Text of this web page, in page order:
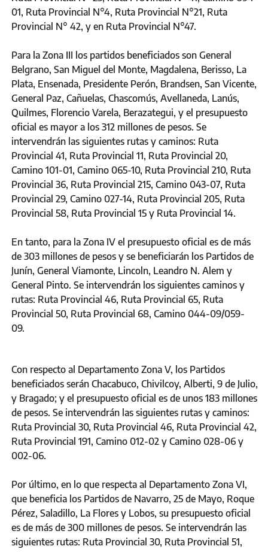
01, Ruta Provincial N°4, Ruta Provincial N°21, Ruta
Provincial N° 42, y en Ruta Provincial N°47.
Para la Zona III los partidos beneficiados son General
Belgrano, San Miguel del Monte, Magdalena, Berisso, La
Plata, Ensenada, Presidente Perón, Brandsen, San Vicente,
General Paz, Cañuelas, Chascomús, Avellaneda, Lanús,
Quilmes, Florencio Varela, Berazategui, y el presupuesto
oficial es mayor a los 312 millones de pesos. Se
intervendrán las siguientes rutas y caminos: Ruta
Provincial 41, Ruta Provincial 11, Ruta Provincial 20,
Camino 101-01, Camino 065-10, Ruta Provincial 210, Ruta
Provincial 36, Ruta Provincial 215, Camino 043-07, Ruta
Provincial 29, Camino 027-14, Ruta Provincial 205, Ruta
Provincial 58, Ruta Provincial 15 y Ruta Provincial 14.
En tanto, para la Zona IV el presupuesto oficial es de más
de 303 millones de pesos y se beneficiarán los Partidos de
Junín, General Viamonte, Lincoln, Leandro N. Alem y
General Pinto. Se intervendrán los siguientes caminos y
rutas: Ruta Provincial 46, Ruta Provincial 65, Ruta
Provincial 50, Ruta Provincial 68, Camino 044-09/059-
09.
Con respecto al Departamento Zona V, los Partidos
beneficiados serán Chacabuco, Chivilcoy, Alberti, 9 de Julio,
y Bragado; y el presupuesto oficial es de unos 183 millones
de pesos. Se intervendrán las siguientes rutas y caminos:
Ruta Provincial 30, Ruta Provincial 46, Ruta Provincial 42,
Ruta Provincial 191, Camino 012-02 y Camino 028-06 y
002-06.
Por último, en lo que respecta al Departamento Zona VI,
que beneficia los Partidos de Navarro, 25 de Mayo, Roque
Pérez, Saladillo, La Flores y Lobos, su presupuesto oficial
es de más de 300 millones de pesos. Se intervendrán las
siguientes rutas: Ruta Provincial 30, Ruta Provincial 51,